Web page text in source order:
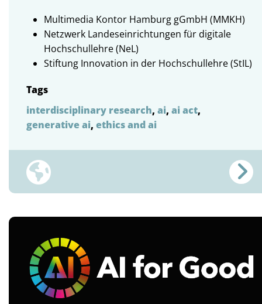
Multimedia Kontor Hamburg gGmbH (MMKH)
Netzwerk Landeseinrichtungen für digitale
Hochschullehre (NeL)
Stiftung Innovation in der Hochschullehre (StIL)
Tags
interdisciplinary research, ai, ai act,
generative ai, ethics and ai